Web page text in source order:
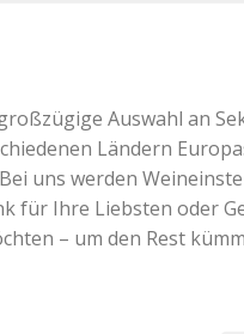
Auswahl an
Ländern
uns werden
für Ihre Liebsten oder
– um den Rest